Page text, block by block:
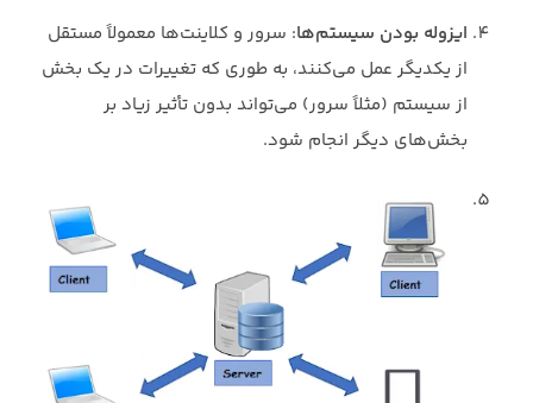
ایزوله بودن سیستم‌ها: سرور و کلاینت‌ها معمولاً مستقل
از یکدیگر عمل می‌کنند، به طوری که تغییرات در یک بخش
از سیستم (مثلاً سرور) می‌تواند بدون تأثیر زیاد بر
بخش‌های دیگر انجام شود.